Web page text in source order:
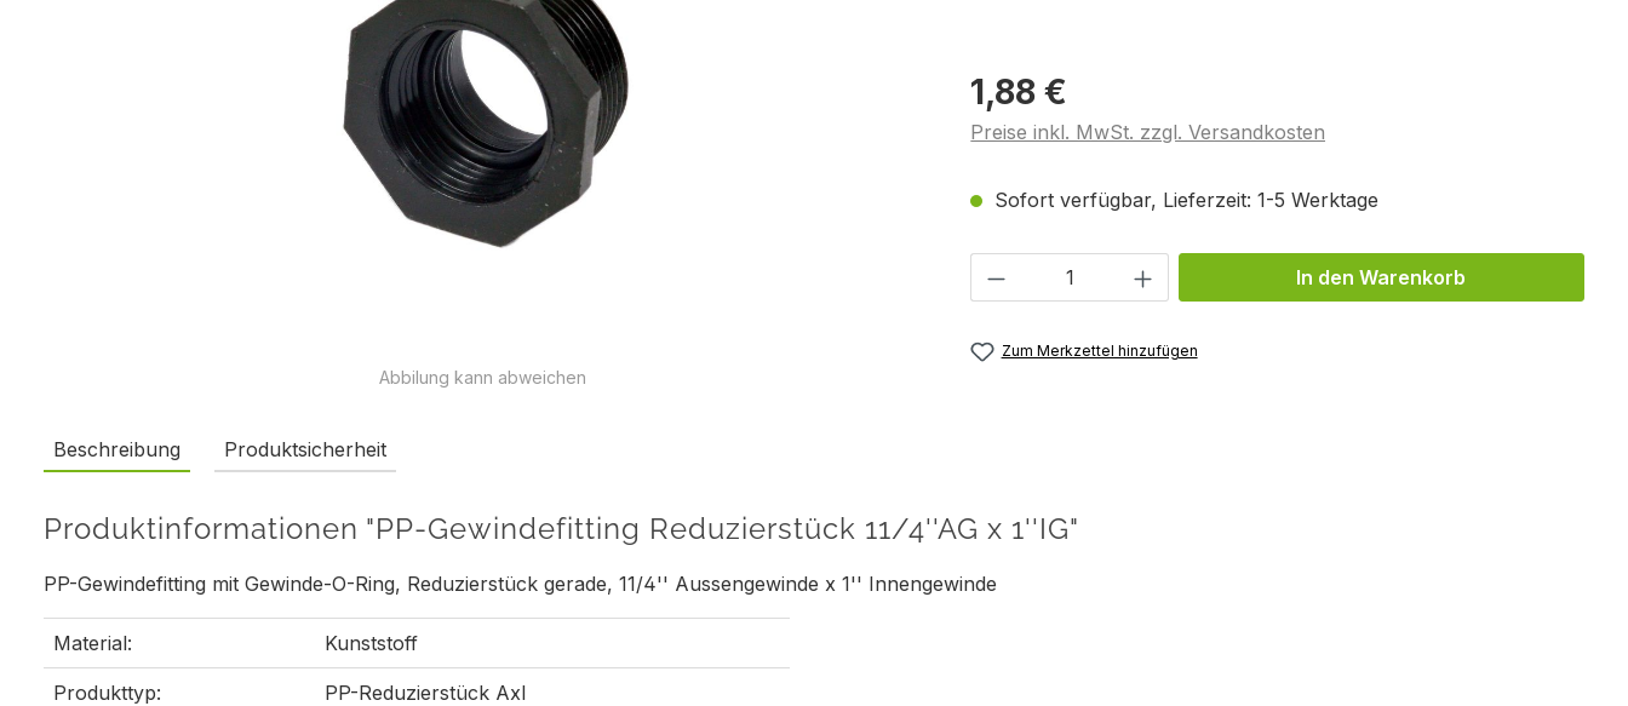
Abbilung kann abweichen
1,88 €
Preise inkl. MwSt. zzgl. Versandkosten
Sofort verfügbar, Lieferzeit: 1-5 Werktage
Produkt Anzahl: Gib den gewünschten Wert
In den Warenkorb
Zum Merkzettel hinzufügen
Beschreibung Produktsicherheit
Produktinformationen "PP-Gewindefitting Reduzierstück 11/4''AG x 1''IG"
PP-Gewindefitting mit Gewinde-O-Ring, Reduzierstück gerade, 11/4'' Aussengewinde x 1'' Innengewinde
Material: Kunststoff
Produkttyp: PP-Reduzierstück AxI